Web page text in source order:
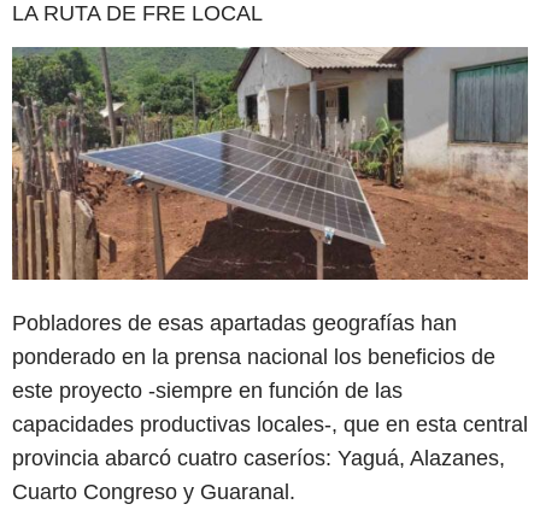
LA RUTA DE FRE LOCAL
Pobladores de esas apartadas geografías han
ponderado en la prensa nacional los beneficios de
este proyecto -siempre en función de las
capacidades productivas locales-, que en esta central
provincia abarcó cuatro caseríos: Yaguá, Alazanes,
Cuarto Congreso y Guaranal.